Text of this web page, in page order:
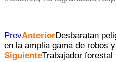
PrevAnteriorDesbaratan
en la amplia gama de robos
SiguienteTrabajador